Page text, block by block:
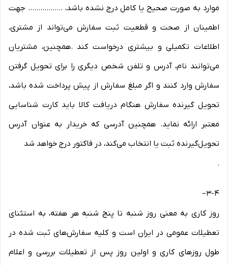
موارد به صورت صحیح یا کامل درج نشده باشد، ................. جهت
اطمینان از صحت و قطعیت ثبت سفارش می‌تواند از مشتری،
اطلاعات تکمیلی و بیشتری درخواست کند .همچنین، مشتریان
می‌توانند نام، آدرس و تلفن شخص دیگری را برای تحویل گرفتن
سفارش وارد کنند و اگر مبلغ سفارش از پیش پرداخت شده باشد،
تحویل گیرنده سفارش هنگام دریافت کالا باید کارت شناسایی
معتبر ارائه نماید. همچنین آدرسی که خریدار به عنوان آدرس
تحویل‌گیرنده ثبت یا انتخاب می‌کند، در فاکتور درج خواهد شد
.
3-۴–
روز کاری به معنی روز شنبه تا پنج شنبه هر هفته، به استثنای
تعطیلات عمومی در ایران است و کلیه سفارش‏‌های ثبت شده در
طول روزهای کاری و اولین روز پس از تعطیلات بررسی و اعلام